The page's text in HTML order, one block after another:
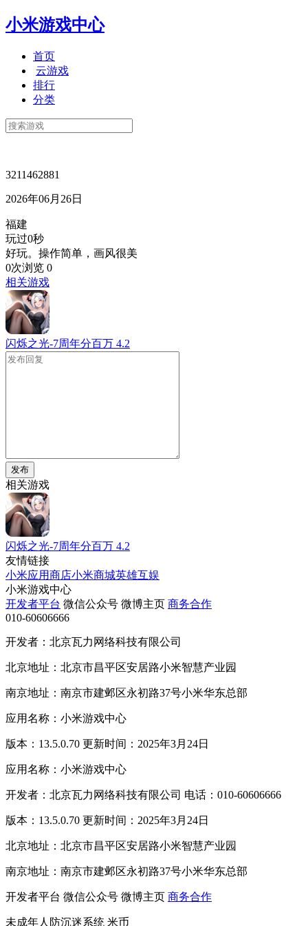
小米游戏中心
首页
云游戏
排行
分类
3211462881
2026年06月26日
福建
玩过0秒
好玩。操作简单，画风很美
0次浏览 0
相关游戏
闪烁之光-7周年分百万 4.2
发布
相关游戏
闪烁之光-7周年分百万 4.2
友情链接
小米应用商店小米商城英雄互娱
小米游戏中心
开发者平台 微信公众号 微博主页 商务合作
010-60606666
开发者：北京瓦力网络科技有限公司
北京地址：北京市昌平区安居路小米智慧产业园
南京地址：南京市建邺区永初路37号小米华东总部
应用名称：小米游戏中心
版本：13.5.0.70 更新时间：2025年3月24日
应用名称：小米游戏中心
开发者：北京瓦力网络科技有限公司 电话：010-60606666
版本：13.5.0.70 更新时间：2025年3月24日
北京地址：北京市昌平区安居路小米智慧产业园
南京地址：南京市建邺区永初路37号小米华东总部
开发者平台 微信公众号 微博主页 商务合作
未成年人防沉迷系统 米币